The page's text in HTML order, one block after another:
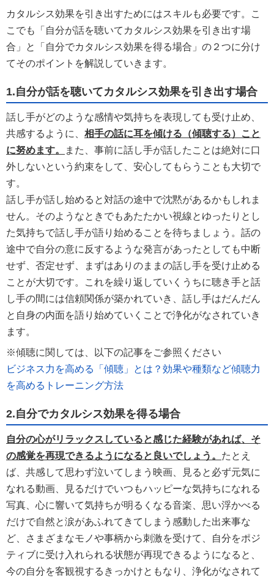
カタルシス効果を引き出すためにはスキルも必要です。こ
こでも「自分が話を聴いてカタルシス効果を引き出す場
合」と「自分でカタルシス効果を得る場合」の２つに分け
てそのポイントを解説していきます。
1.自分が話を聴いてカタルシス効果を引き出す場合
話し手がどのような感情や気持ちを表現しても受け止め、
共感するように、 相手の話に耳を傾ける（傾聴する）こと
に努めます。
また、事前に話し手が話したことは絶対に口
外しないという約束をして、安心してもらうことも大切で
す。
話し手が話し始めると対話の途中で沈黙があるかもしれま
せん。そのようなときでもあたたかい視線とゆったりとし
た気持ちで話し手が語り始めることを待ちましょう。話の
途中で自分の意に反するような発言があったとしても中断
せず、否定せず、まずはありのままの話し手を受け止める
ことが大切です。これを繰り返していくうちに聴き手と話
し手の間には信頼関係が築かれていき、話し手はだんだん
と自身の内面を語り始めていくことで浄化がなされていき
ます。
※傾聴に関しては、以下の記事をご参照ください
ビジネス力を高める「傾聴」とは？効果や種類など傾聴力
を高めるトレーニング方法
2.自分でカタルシス効果を得る場合
自分の心がリラックスしていると感じた経験があれば、そ
の感覚を再現できるようになると良いでしょう。 たとえ
ば、共感して思わず泣いてしまう映画、見ると必ず元気に
なれる動画、見るだけでいつもハッピーな気持ちになれる
写真、心に響いて気持ちが明るくなる音楽、思い浮かべる
だけで自然と涙があふれてきてしまう感動した出来事な
ど、さまざまなモノや事柄から刺激を受けて、自分をポジ
ティブに受け入れられる状態が再現できるようになると、
今の自分を客観視するきっかけともなり、浄化がなされて